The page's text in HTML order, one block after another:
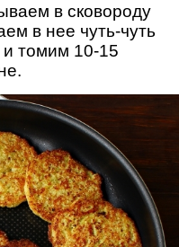
в сковороду
в нее чуть-чуть
томим 10-15